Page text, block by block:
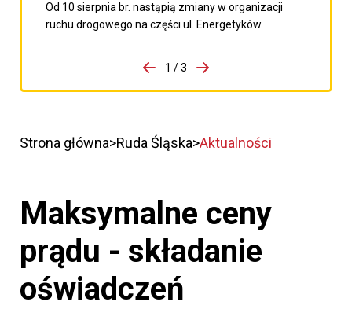
Od 10 sierpnia br. nastąpią zmiany w organizacji
ruchu drogowego na części ul. Energetyków.
porzpedniego komunikatu
1 / 3
Przejdź do następnego
Strona główna Ruda Śląska Aktualności
Maksymalne ceny
prądu - składanie
oświadczeń